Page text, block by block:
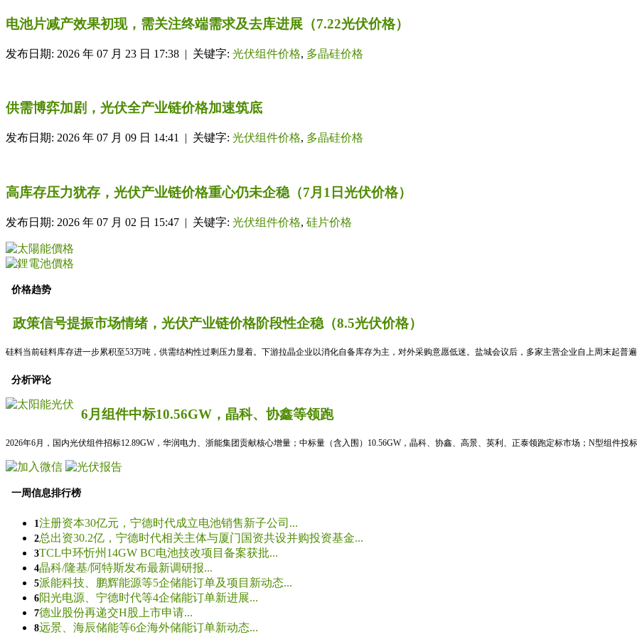
电池片减产效果初现，需关注终端需求及去库进展（7.22光伏价格）
发布日期: 2026 年 07 月 23 日 17:38 | 关键字: 光伏组件价格, 多晶硅价格
供需博弈加剧，光伏全产业链价格加速筑底
发布日期: 2026 年 07 月 09 日 14:41 | 关键字: 光伏组件价格, 多晶硅价格
高库存压力犹存，光伏产业链价格重心仍未企稳（7月1日光伏价格）
发布日期: 2026 年 07 月 02 日 15:47 | 关键字: 光伏组件价格, 硅片价格
价格趋势
政策信号提振市场情绪，光伏产业链价格阶段性企稳（8.5光伏价格）
硅料当前硅料库存进一步累积至53万吨，供需结构性过剩压力显着。下游拉晶企业以消化自备库存为主，对外采购意愿低迷。盐城会议后，多家主营企业自上周末起普
分析评论
6月组件中标10.56GW，晶科、协鑫等领跑
2026年6月，国内光伏组件招标12.89GW，华润电力、浙能集团贡献核心增量；中标量（含入围）10.56GW，晶科、协鑫、高景、英利、正泰领跑定标市场；N型组件投
一周信息排行榜
1注册资本30亿元，宁德时代成立电池销售新子公司...
2总出资30.2亿，宁德时代相关主体与厦门国资共设并购投资基金...
3TCL中环忻州14GW BC电池技改项目备案获批...
4晶科/隆基/阿特斯发布最新调研报...
5派能科技、鹏辉能源等5企储能订单及项目新动态...
6阳光电源、宁德时代等4企储能订单新进展...
7德业股份再递交H股上市申请...
8远景、海辰储能等6企海外储能订单新动态...